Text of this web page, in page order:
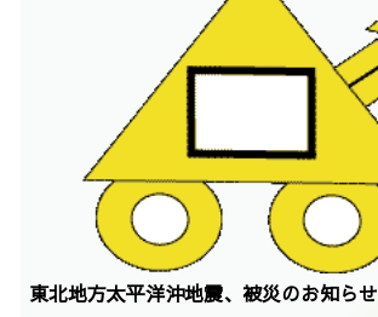
東北地方太平洋沖地震、被災のお知らせ